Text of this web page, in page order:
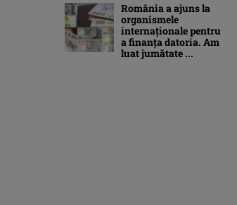
România a ajuns la
organismele
internaționale pentru
a finanța datoria. Am
luat jumătate ...